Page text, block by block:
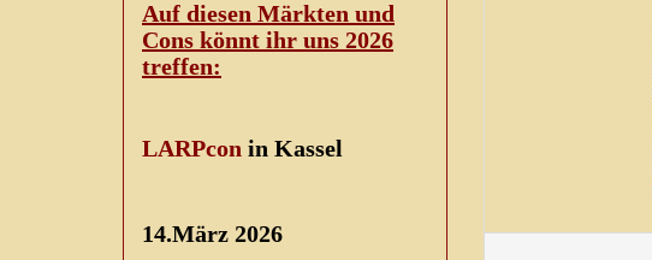
Auf diesen Märkten und
Cons könnt ihr uns 2026
treffen:
LARPcon in Kassel
14.März 2026